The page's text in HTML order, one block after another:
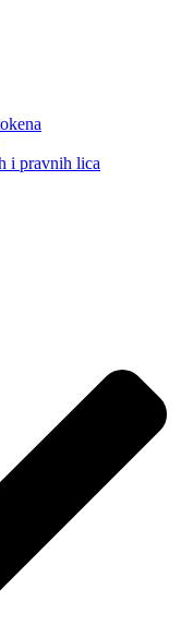
i pravnih lica